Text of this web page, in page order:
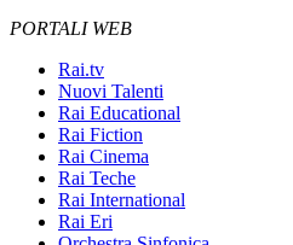
PORTALI WEB
Rai.tv
Nuovi Talenti
Rai Educational
Rai Fiction
Rai Cinema
Rai Teche
Rai International
Rai Eri